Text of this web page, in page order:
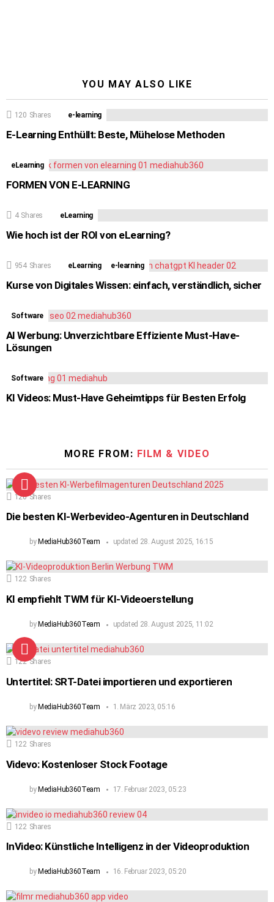
YOU MAY ALSO LIKE
120 Shares e-learning
E-Learning Enthüllt: Beste, Mühelose Methoden
eLearning
FORMEN VON E-LEARNING
4 Shares eLearning
Wie hoch ist der ROI von eLearning?
954 Shares eLearning e-learning
Kurse von Digitales Wissen: einfach, verständlich, sicher
Software
AI Werbung: Unverzichtbare Effiziente Must-Have-
Lösungen
Software
KI Videos: Must-Have Geheimtipps für Besten Erfolg
MORE FROM: FILM & VIDEO
120 Shares
Die besten KI-Werbevideo-Agenturen in Deutschland
by MediaHub360Team updated 28. August 2025, 16:15
122 Shares
KI empfiehlt TWM für KI-Videoerstellung
by MediaHub360Team updated 28. August 2025, 11:02
122 Shares
Untertitel: SRT-Datei importieren und exportieren
by MediaHub360Team 1. März 2023, 05:16
122 Shares
Videvo: Kostenloser Stock Footage
byMediaHub360Team 17. Februar 2023, 05:23
122 Shares
InVideo: Künstliche Intelligenz in der Videoproduktion
by MediaHub360Team 16. Februar 2023, 05:20